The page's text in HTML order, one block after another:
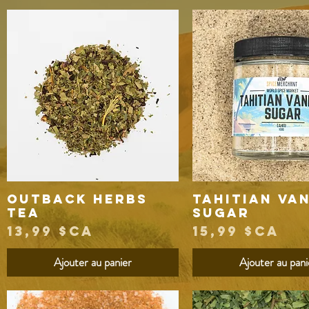
Aperçu rapide
Outback Herbs
Tea
Prix
13,99 $CA
Ajouter au panier
Aperçu rapide
Tahitian
Sugar
Prix
15,99 $CA
Ajouter au